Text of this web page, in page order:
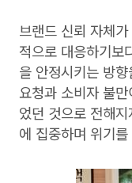
브랜드 신뢰 자체
적으로 대응하기보
을 안정시키는 방
요청과 소비자 불
었던 것으로 전해
에 집중하며 위기